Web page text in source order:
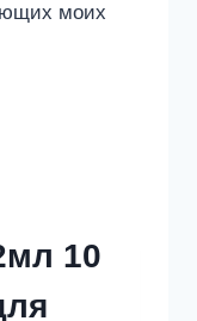
моих
10